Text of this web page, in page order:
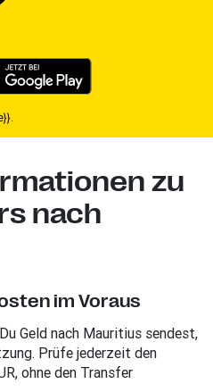
zu
nach
im Voraus
Geld nach Mauritius sendest,
Prüfe jederzeit den
ohne den Transfer